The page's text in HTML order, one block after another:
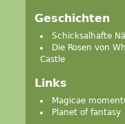
Geschichten
Schicksalhafte
Die Rosen von
Castle
Links
Magicae
Planet of fantasy